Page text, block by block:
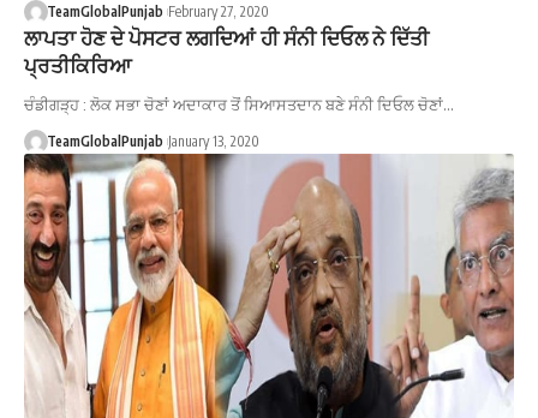
TeamGlobalPunjab February 27, 2020
ਲਾਪਤਾ ਹੋਣ ਦੇ ਪੋਸਟਰ ਲਗਦਿਆਂ ਹੀ ਸੰਨੀ ਦਿਓਲ ਨੇ ਦਿੱਤੀ
ਪ੍ਰਤੀਕਿਰਿਆ
ਚੰਡੀਗੜ੍ਹ : ਲੋਕ ਸਭਾ ਚੋਣਾਂ ਅਦਾਕਾਰ ਤੋਂ ਸਿਆਸਤਦਾਨ ਬਣੇ ਸੰਨੀ ਦਿਓਲ ਚੋਣਾਂ…
TeamGlobalPunjab January 13, 2020